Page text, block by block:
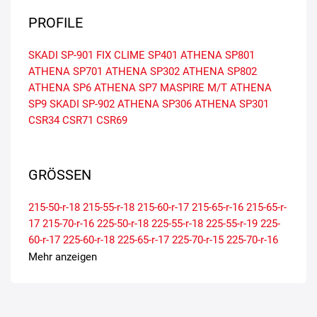
PROFILE
SKADI SP-901 FIX CLIME SP401 ATHENA SP801
ATHENA SP701 ATHENA SP302 ATHENA SP802
ATHENA SP6 ATHENA SP7 MASPIRE M/T ATHENA
SP9 SKADI SP-902 ATHENA SP306 ATHENA SP301
CSR34 CSR71 CSR69
GRÖSSEN
215-50-r-18 215-55-r-18 215-60-r-17 215-65-r-16 215-65-r-
17 215-70-r-16 225-50-r-18 225-55-r-18 225-55-r-19 225-
60-r-17 225-60-r-18 225-65-r-17 225-70-r-15 225-70-r-16
235-50-r-18 235-50-r-19
Mehr anzeigen